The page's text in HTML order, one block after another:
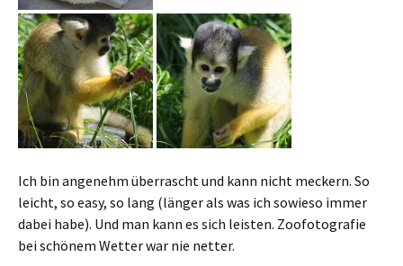
Ich bin angenehm überrascht und kann nicht meckern. So
leicht, so easy, so lang (länger als was ich sowieso immer
dabei habe). Und man kann es sich leisten. Zoofotografie
bei schönem Wetter war nie netter.